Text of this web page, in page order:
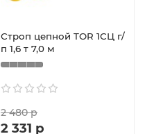
Строп цепной TOR 1СЦ г/
п 1,6 т 7,0 м
2 480 р
2 331 р